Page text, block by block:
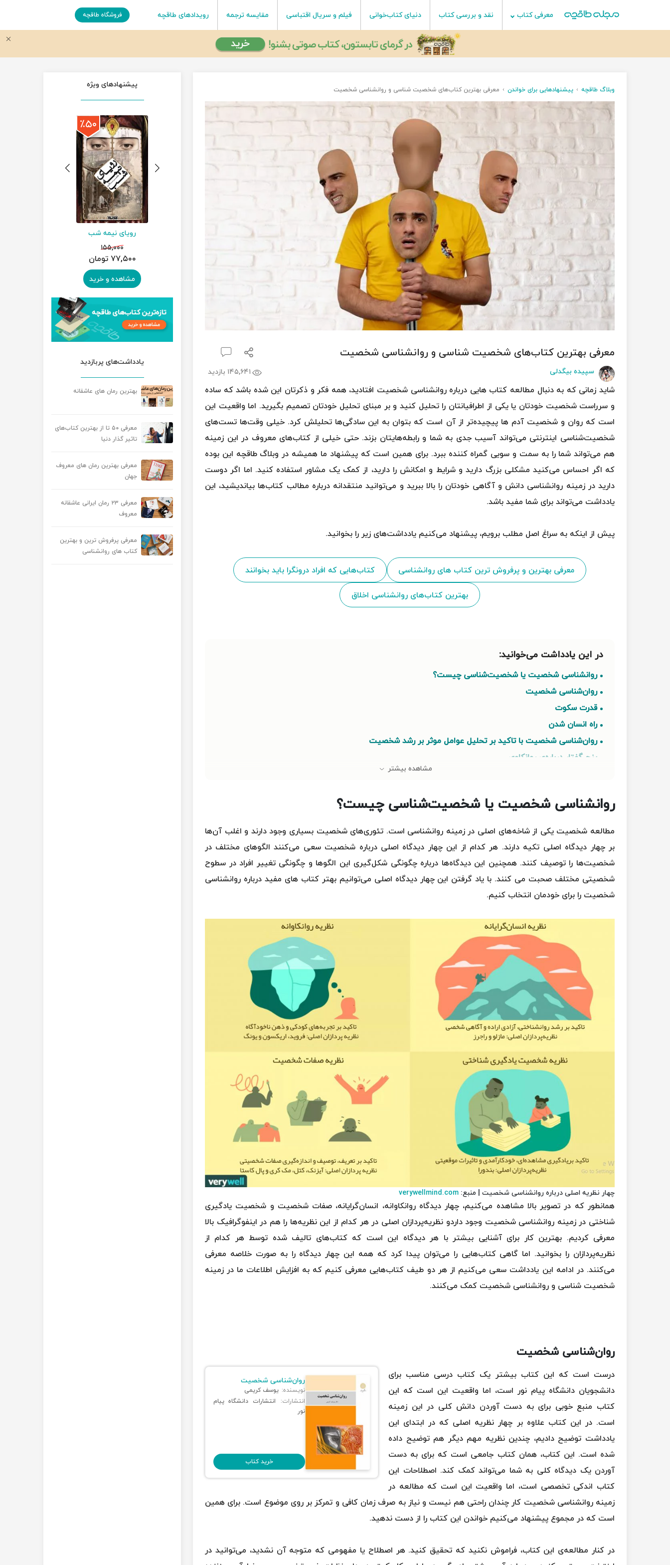
معرفی کتاب نقد و بررسی کتاب دنیای کتاب‌خوانی فیلم و سریال اقتباسی مقایسه ترجمه رویدادهای طاقچه فروشگاه طاقچه
وبلاگ طاقچه پیشنهادهایی برای خواندن معرفی بهترین کتاب‌های شخصیت شناسی و روانشناسی شخصیت
معرفی بهترین کتاب‌های شخصیت شناسی و روانشناسی شخصیت
سپیده بیگدلی ۱۴۵,۶۴۱ بازدید
شاید زمانی که به دنبال مطالعه کتاب هایی درباره روانشناسی شخصیت افتادید، همه فکر و ذکرتان این شده باشد که ساده
و سرراست شخصیت خودتان یا یکی از اطرافیانتان را تحلیل کنید و بر مبنای تحلیل خودتان تصمیم بگیرید. اما واقعیت این
است که روان و شخصیت آدم ها پیچیده‌تر از آن است که بتوان به این سادگی‌ها تحلیلش کرد. خیلی وقت‌ها تست‌های
شخصیت‌شناسی اینترنتی می‌تواند آسیب جدی به شما و رابطه‌هایتان بزند. حتی خیلی از کتاب‌های معروف در این زمینه
هم می‌تواند شما را به سمت و سویی گمراه کننده ببرد. برای همین است که پیشنهاد ما همیشه در وبلاگ طاقچه این بوده
که اگر احساس می‌کنید مشکلی بزرگ دارید و شرایط و امکانش را دارید، از کمک یک مشاور استفاده کنید. اما اگر دوست
دارید در زمینه روانشناسی دانش و آگاهی خودتان را بالا ببرید و می‌توانید منتقدانه درباره مطالب کتاب‌ها بیاندیشید، این
یادداشت می‌تواند برای شما مفید باشد.
پیش از اینکه به سراغ اصل مطلب برویم، پیشنهاد می‌کنیم یادداشت‌های زیر را بخوانید.
معرفی بهترین و پرفروش ترین کتاب های روانشناسی
کتاب‌هایی که افراد درونگرا باید بخوانند
بهترین کتاب‌های روانشناسی اخلاق
روانشناسی شخصیت یا شخصیت‌شناسی چیست؟
روان‌شناسی شخصیت
قدرت سکوت
راه انسان شدن
روان‌شناسی شخصیت با تاکید بر تحلیل عوامل موثر بر رشد شخصیت
پنج گفتار درباره‌ی روانکاوی
انواع شخصیت براساس اینیاگرام
ذهن خوانی
در محاصره احمق ها
تیپ های شخصیتی
تیپ های شخصیت
ماندن در وضعیت آخر
دلایل خوب برای احساس های بد
بازی ها
قوانین طبیعت انسان
طرز فکر
جمع بندی
مشاهده بیشتر
روانشناسی شخصیت یا شخصیت‌شناسی چیست؟
مطالعه شخصیت یکی از شاخه‌های اصلی در زمینه روانشناسی است. تئوری‌های شخصیت بسیاری وجود دارند و اغلب آن‌ها
بر چهار دیدگاه اصلی تکیه دارند. هر کدام از این چهار دیدگاه اصلی درباره شخصیت سعی می‌کنند الگوهای مختلف در
شخصیت‌ها را توصیف کنند. همچنین این دیدگاه‌ها درباره چگونگی شکل‌گیری این الگوها و چگونگی تغییر افراد در سطوح
شخصیتی مختلف صحبت می کنند. با یاد گرفتن این چهار دیدگاه اصلی می‌توانیم بهتر کتاب های مفید درباره روانشناسی
شخصیت را برای خودمان انتخاب کنیم.
چهار نظریه اصلی درباره روانشناسی شخصیت | منبع: verywellmind.com
همانطور که در تصویر بالا مشاهده می‌کنیم، چهار دیدگاه روانکاوانه، انسان‌گرایانه، صفات شخصیت و شخصیت یادگیری
شناختی در زمینه روانشناسی شخصیت وجود داردو نظریه‌پردازان اصلی در هر کدام از این نظریه‌ها را هم در اینفوگرافیک بالا
معرفی کردیم. بهترین کار برای آشنایی بیشتر با هر دیدگاه این است که کتاب‌های تالیف شده توسط هر کدام از
نظریه‌پردازان را بخوانید. اما گاهی کتاب‌هایی را می‌توان پیدا کرد که همه این چهار دیدگاه را به صورت خلاصه معرفی
می‌کنند. در ادامه این یادداشت سعی می‌کنیم از هر دو طیف کتاب‌هایی معرفی کنیم که به افزایش اطلاعات ما در زمینه
شخصیت شناسی و روانشناسی شخصیت کمک می‌کنند.
روان‌شناسی شخصیت
روان‌شناسی شخصیت
نویسنده: یوسف کریمی
انتشارات: انتشارات دانشگاه پیام
نور
خرید کتاب
درست است که این کتاب بیشتر یک کتاب درسی مناسب برای
دانشجویان دانشگاه پیام نور است، اما واقعیت این است که این
کتاب منبع خوبی برای به دست آوردن دانش کلی در این زمینه
است. در این کتاب علاوه بر چهار نظریه اصلی که در ابتدای این
یادداشت توضیح دادیم، چندین نظریه مهم دیگر هم توضیح داده
شده است. این کتاب، همان کتاب جامعی است که برای به دست
آوردن یک دیدگاه کلی به شما می‌تواند کمک کند. اصطلاحات این
کتاب اندکی تخصصی است، اما واقعیت این است که مطالعه در
زمینه روانشناسی شخصیت کار چندان راحتی هم نیست و نیاز به صرف زمان کافی و تمرکز بر روی موضوع است. برای همین
است که در مجموع پیشنهاد می‌کنیم خواندن این کتاب را از دست ندهید.
در کنار مطالعه‌ی این کتاب، فراموش نکنید که تحقیق کنید. هر اصطلاح یا مفهومی که متوجه آن نشدید، می‌توانید در
پیشنهادهای ویژه
٪۵۰
۱۲۵,۰۰۰ تومان
٪۵۰
رویای نیمه شب
۱۵۵,۰۰۰
۷۷,۵۰۰ تومان
مشاهده و خرید
یادداشت‌های پربازدید
بهترین رمان های عاشقانه
معرفی ۵۰ تا از بهترین کتاب‌های
تاثیر گذار دنیا
معرفی بهترین رمان های معروف
جهان
معرفی ۲۳ رمان ایرانی عاشقانه
معروف
معرفی پرفروش ترین و بهترین
کتاب های روانشناسی